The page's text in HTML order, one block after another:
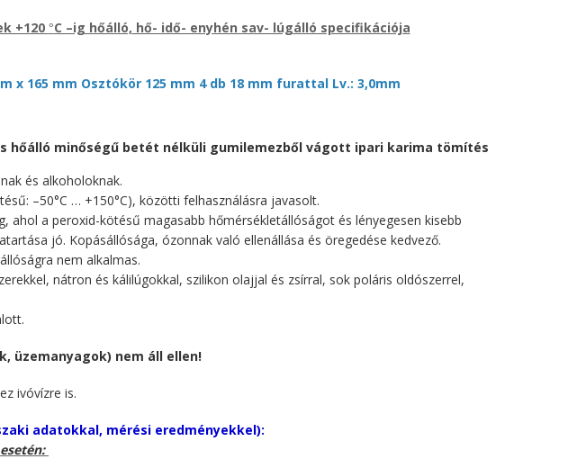
+120 °C –ig hőálló, hő- idő- enyhén sav- lúgálló specifikációja
x 165 mm Osztókör 125 mm 4 db 18 mm furattal Lv.: 3,0mm
hőálló minőségű betét nélküli gumilemezből vágott ipari karima tömítés
és alkoholoknak.
–50°C … +150°C), közötti felhasználásra javasolt.
ahol a peroxid-kötésű magasabb hőmérsékletállóságot és lényegesen kisebb
jó. Kopásállósága, ózonnak való ellenállása és öregedése kedvező.
nem alkalmas.
nátron és kálilúgokkal, szilikon olajjal és zsírral, sok poláris oldószerrel,
üzemanyagok) nem áll ellen!
ivóvízre is.
adatokkal, mérési eredményekkel):